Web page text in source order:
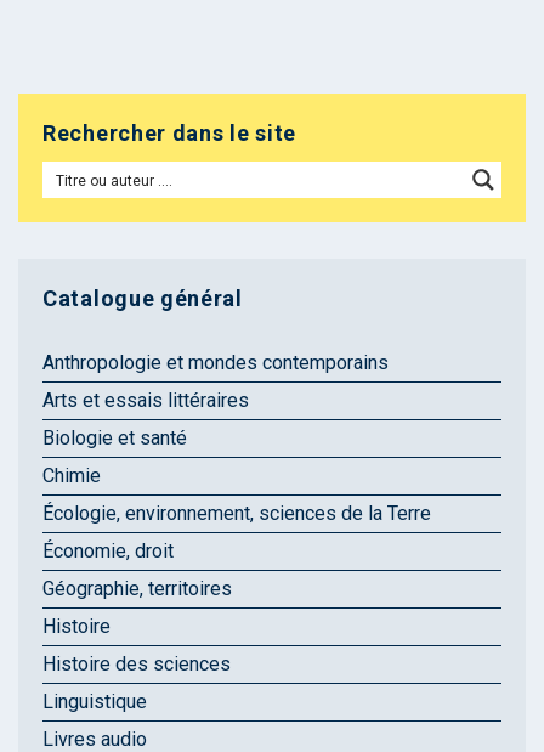
Rechercher dans le site
Catalogue général
Anthropologie et mondes contemporains
Arts et essais littéraires
Biologie et santé
Chimie
Écologie, environnement, sciences de la Terre
Économie, droit
Géographie, territoires
Histoire
Histoire des sciences
Linguistique
Livres audio